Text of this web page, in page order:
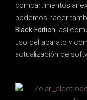
compartimentos
podemos hacer
Black Edition, así
uso del aparato y
actualización de